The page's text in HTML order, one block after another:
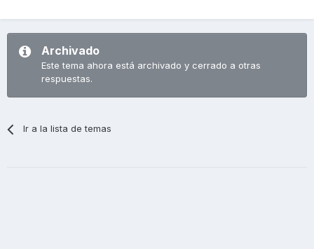
Archivado
Este tema ahora está archivado y cerrado a otras
respuestas.
Ir a la lista de temas